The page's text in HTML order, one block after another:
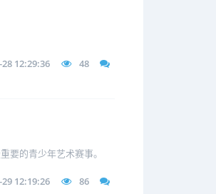
12:29:36 48
要的青少年艺术赛事。
12:19:26 86